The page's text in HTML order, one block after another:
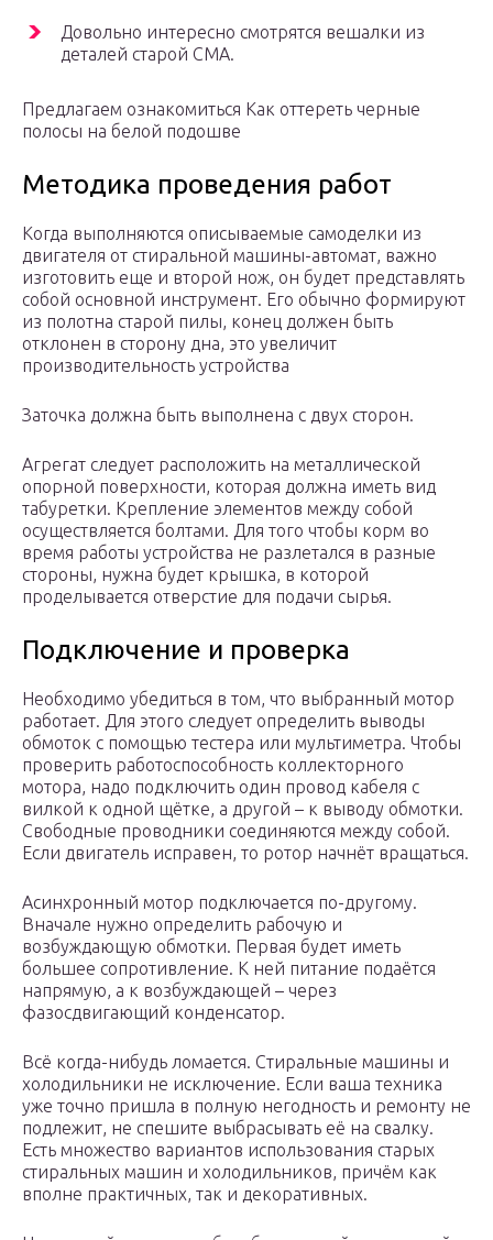
Довольно интересно смотрятся вешалки из
деталей старой СМА.
Предлагаем ознакомиться Как оттереть черные
полосы на белой подошве
Методика проведения работ
Когда выполняются описываемые самоделки из
двигателя от стиральной машины-автомат, важно
изготовить еще и второй нож, он будет представлять
собой основной инструмент. Его обычно формируют
из полотна старой пилы, конец должен быть
отклонен в сторону дна, это увеличит
производительность устройства
Заточка должна быть выполнена с двух сторон.
Агрегат следует расположить на металлической
опорной поверхности, которая должна иметь вид
табуретки. Крепление элементов между собой
осуществляется болтами. Для того чтобы корм во
время работы устройства не разлетался в разные
стороны, нужна будет крышка, в которой
проделывается отверстие для подачи сырья.
Подключение и проверка
Необходимо убедиться в том, что выбранный мотор
работает. Для этого следует определить выводы
обмоток с помощью тестера или мультиметра. Чтобы
проверить работоспособность коллекторного
мотора, надо подключить один провод кабеля с
вилкой к одной щётке, а другой – к выводу обмотки.
Свободные проводники соединяются между собой.
Если двигатель исправен, то ротор начнёт вращаться.
Асинхронный мотор подключается по-другому.
Вначале нужно определить рабочую и
возбуждающую обмотки. Первая будет иметь
большее сопротивление. К ней питание подаётся
напрямую, а к возбуждающей – через
фазосдвигающий конденсатор.
Всё когда-нибудь ломается. Стиральные машины и
холодильники не исключение. Если ваша техника
уже точно пришла в полную негодность и ремонту не
подлежит, не спешите выбрасывать её на свалку.
Есть множество вариантов использования старых
стиральных машин и холодильников, причём как
вполне практичных, так и декоративных.